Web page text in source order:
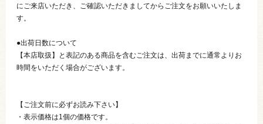
にご来店いただき、ご確認いただきましてからご注文をお願いいたしま
す。
●出荷日数について
【本店取扱】と表記のある商品を含むご注文は、出荷までに通常よりお
時間をいただく場合がございます。
【ご注文前に必ずお読み下さい】
・表示価格は1個の価格です。